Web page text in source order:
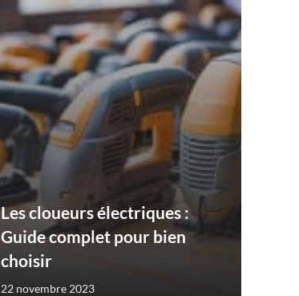
Les cloueurs électriques :
Guide complet pour bien
choisir
22 novembre 2023